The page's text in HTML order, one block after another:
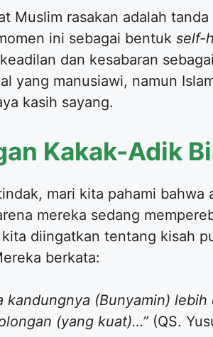
Muslim rasakan adalah
ini sebagai bentuk self-
dan kesabaran
yang manusiawi, namun
kasih sayang.
Kakak-Adik
mari kita pahami
mereka sedang
kita diingatkan tentang kisah
berkata:
kandungnya (Bunyamin)
(yang kuat)…” (QS.